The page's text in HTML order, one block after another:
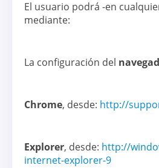
El usuario podrá -en
mediante:
La configuración del
Chrome, desde: http://
Explorer, desde: http://
internet-explorer-9